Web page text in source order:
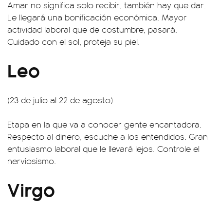
Amar no significa solo recibir, también hay que dar.
Le llegará una bonificación económica. Mayor
actividad laboral que de costumbre, pasará.
Cuidado con el sol, proteja su piel.
Leo
(23 de julio al 22 de agosto)
Etapa en la que va a conocer gente encantadora.
Respecto al dinero, escuche a los entendidos. Gran
entusiasmo laboral que le llevará lejos. Controle el
nerviosismo.
Virgo